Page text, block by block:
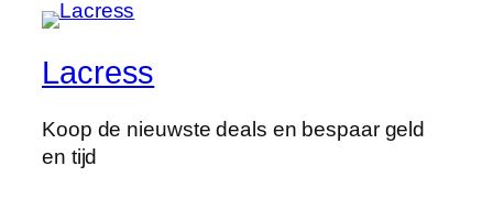
Lacress
Koop de nieuwste deals en bespaar geld
en tijd